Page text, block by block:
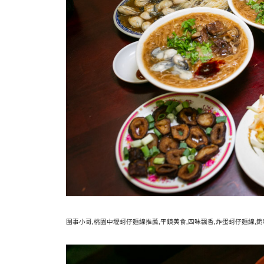
圍事小哥,桃園中壢蚵仔麵線推薦,平鎮美食,四味飄香,炸蛋蚵仔麵線,